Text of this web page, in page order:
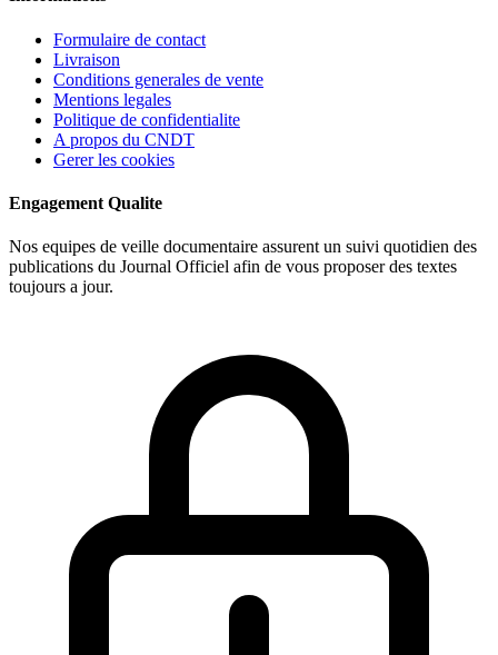
Formulaire de contact
Livraison
Conditions generales de vente
Mentions legales
Politique de confidentialite
A propos du CNDT
Gerer les cookies
Engagement Qualite
Nos equipes de veille documentaire assurent un suivi quotidien des
publications du Journal Officiel afin de vous proposer des textes
toujours a jour.